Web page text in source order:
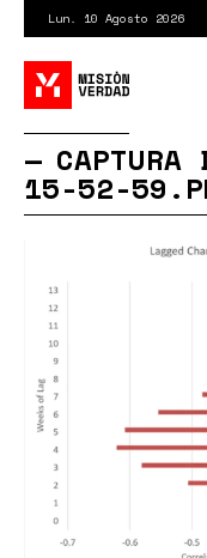
contenido
principal
Lun. 10 Agosto 2026
15-52-